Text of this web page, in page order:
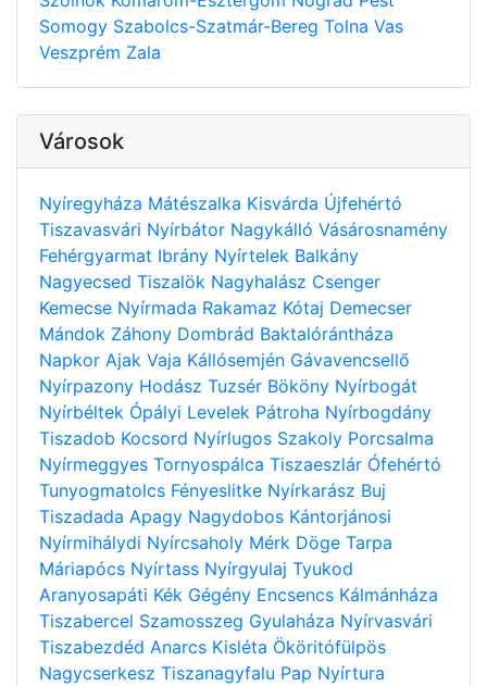
Somogy Szabolcs-Szatmár-Bereg Tolna Vas
Veszprém Zala
Városok
Nyíregyháza Mátészalka Kisvárda Újfehértó
Tiszavasvári Nyírbátor Nagykálló Vásárosnamény
Fehérgyarmat Ibrány Nyírtelek Balkány
Nagyecsed Tiszalök Nagyhalász Csenger
Kemecse Nyírmada Rakamaz Kótaj Demecser
Mándok Záhony Dombrád Baktalórántháza
Napkor Ajak Vaja Kállósemjén Gávavencsellő
Nyírpazony Hodász Tuzsér Bököny Nyírbogát
Nyírbéltek Ópályi Levelek Pátroha Nyírbogdány
Tiszadob Kocsord Nyírlugos Szakoly Porcsalma
Nyírmeggyes Tornyospálca Tiszaeszlár Ófehértó
Tunyogmatolcs Fényeslitke Nyírkarász Buj
Tiszadada Apagy Nagydobos Kántorjánosi
Nyírmihálydi Nyírcsaholy Mérk Döge Tarpa
Máriapócs Nyírtass Nyírgyulaj Tyukod
Aranyosapáti Kék Gégény Encsencs Kálmánháza
Tiszabercel Szamosszeg Gyulaháza Nyírvasvári
Tiszabezdéd Anarcs Kisléta Ököritófülpös
Nagycserkesz Tiszanagyfalu Pap Nyírtura